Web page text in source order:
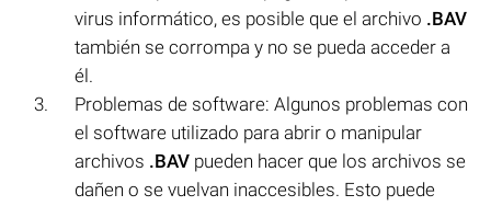
virus informático, es posible que el archivo .BAV
también se corrompa y no se pueda acceder a
él.
Problemas de software: Algunos problemas con
el software utilizado para abrir o manipular
archivos .BAV pueden hacer que los archivos se
dañen o se vuelvan inaccesibles. Esto puede